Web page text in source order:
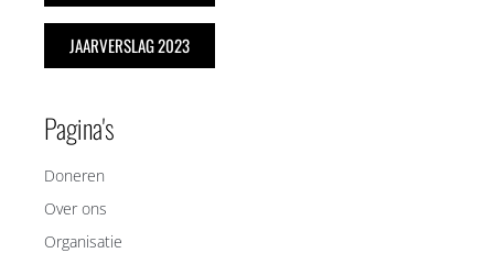
JAARVERSLAG 2023
Pagina's
Doneren
Over ons
Organisatie